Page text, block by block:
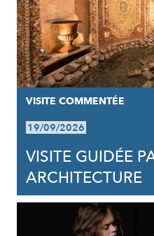
VISITE COMMENTÉE
19/09/2026
VISITE GUIDÉE
ARCHITECTURE